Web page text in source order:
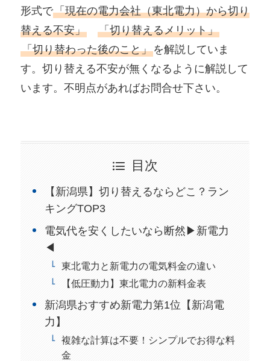
形式で「現在の電力会社（東北電力）から切り
替える不安」
「切り替えるメリット」
「切り替わった後のこと」を解説していま
す。切り替える不安が無くなるように解説して
います。不明点があればお問合せ下さい。
目次
【新潟県】切り替えるならどこ？ラン
キングTOP3
電気代を安くしたいなら断然▶新電力
◀
東北電力と新電力の電気料金の違い
【低圧動力】東北電力の新料金表
新潟県おすすめ新電力第1位【新潟電
力】
複雑な計算は不要！シンプルでお得な料
金